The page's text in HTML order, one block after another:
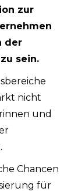
zur
der
sein.
nicht
und
Chancen
für